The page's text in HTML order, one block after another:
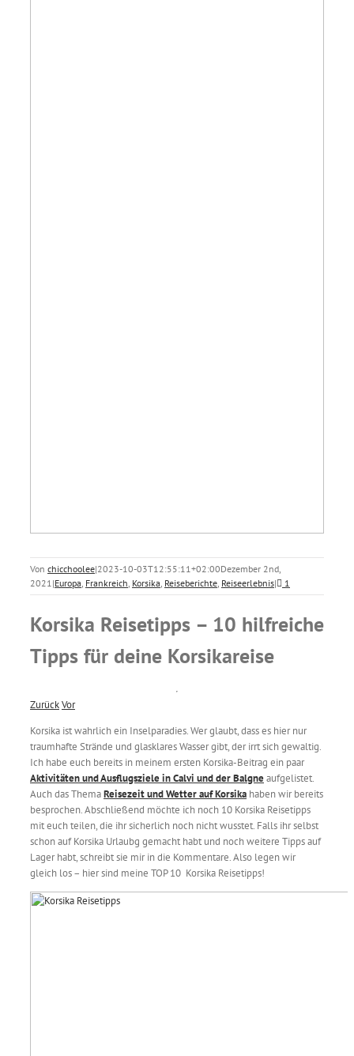
Von chicchoolee|2023-10-03T12:55:11+02:00Dezember 2nd,
2021 |Europa Frankreich Korsika Reiseberichte Reiseerlebnis| 1
Korsika Reisetipps – 10 hilfreiche
Tipps für deine Korsikareise
ZurückVor
Korsika ist wahrlich ein Inselparadies. Wer glaubt, dass es hier nur
traumhafte Strände und glasklares Wasser gibt, der irrt sich gewaltig.
Ich habe euch bereits in meinem ersten Korsika-Beitrag ein paar
Aktivitäten und Ausflugsziele in Calvi und der Balgneaufgelistet.
Auch das ThemaReisezeit und Wetter auf Korsika haben wir bereits
besprochen. Abschließend möchte ich noch 10 Korsika Reisetipps
mit euch teilen, die ihr sicherlich noch nicht wusstet. Falls ihr selbst
schon auf Korsika Urlaubg gemacht habt und noch weitere Tipps auf
Lager habt, schreibt sie mir in die Kommentare. Also legen wir
gleich los – hier sind meine TOP 10 Korsika Reisetipps!